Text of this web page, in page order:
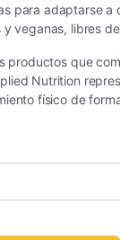
para adaptarse
veganas, libres
productos que
Nutrition
físico de